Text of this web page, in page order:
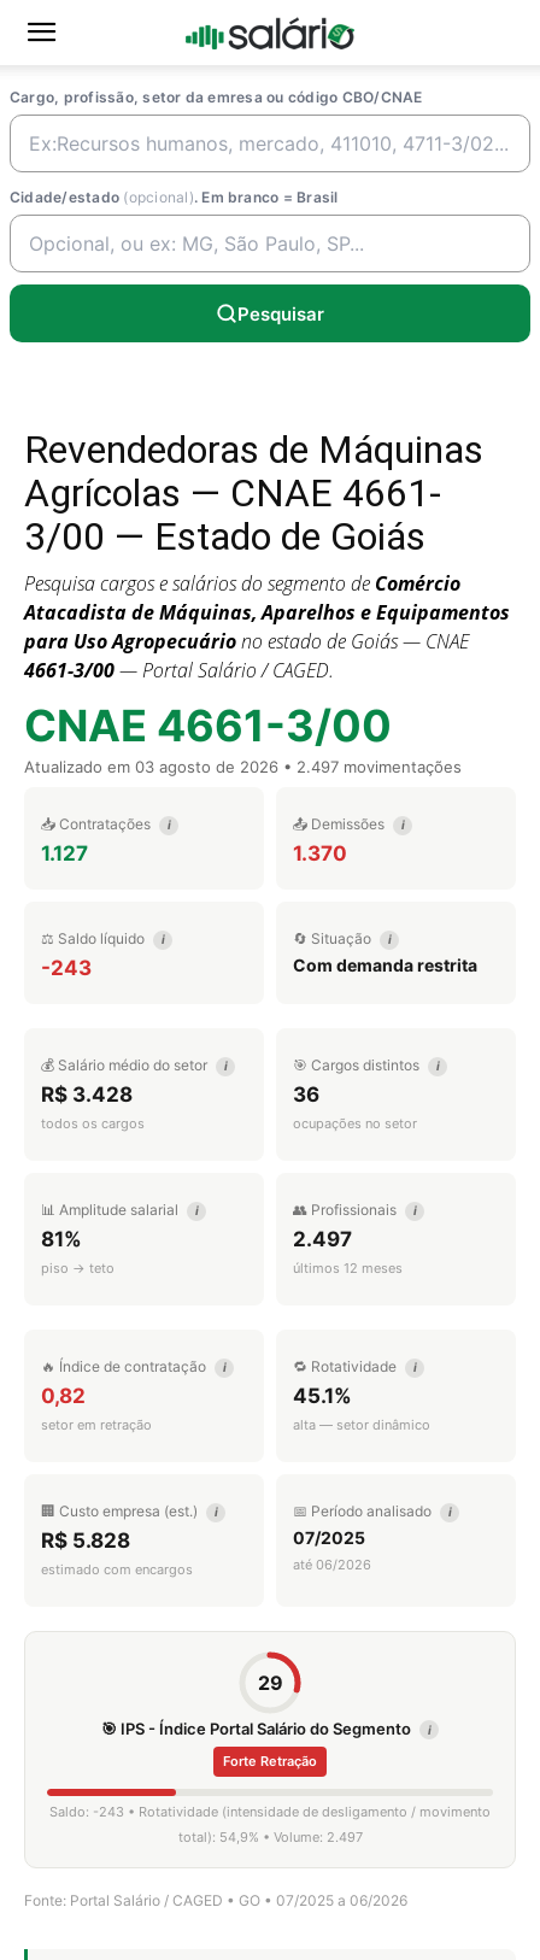
Cargo, profissão, setor da emresa ou código CBO/CNAE
Cidade/estado (opcional). Em branco = Brasil
Pesquisar
Revendedoras de Máquinas
Agrícolas — CNAE 4661-
3/00 — Estado de Goiás
Pesquisa cargos e salários do segmento de Comércio
Atacadista de Máquinas, Aparelhos e Equipamentos
para Uso Agropecuáriono estado de Goiás — CNAE
4661-3/00— Portal Salário / CAGED.
CNAE 4661-3/00
Atualizado em 03 agosto de 2026 • 2.497 movimentações
📥 Contratações i
1.127
📤 Demissões i
1.370
⚖️ Saldo líquido i
-243
🔄 Situação i
Com demanda restrita
💰 Salário médio do setor i
R$ 3.428
todos os cargos
🎯 Cargos distintos i
36
ocupações no setor
📊 Amplitude salarial i
81%
piso → teto
👥 Profissionais i
2.497
últimos 12 meses
🔥 Índice de contratação i
0,82
setor em retração
🔁 Rotatividade i
45.1%
alta — setor dinâmico
🏢 Custo empresa (est.) i
R$ 5.828
estimado com encargos
📅 Período analisado i
07/2025
até 06/2026
29
🎯 IPS - Índice Portal Salário do Segmento i
Forte Retração
Saldo: -243 • Rotatividade (intensidade de desligamento / movimento
total): 54,9% • Volume: 2.497
Fonte: Portal Salário / CAGED • GO • 07/2025 a 06/2026